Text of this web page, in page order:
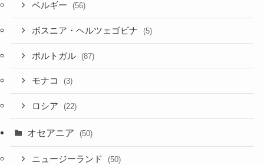
ベルギー (56)
ボスニア・ヘルツェゴビナ (5)
ポルトガル (87)
モナコ (3)
ロシア (22)
オセアニア (50)
ニュージーランド (50)